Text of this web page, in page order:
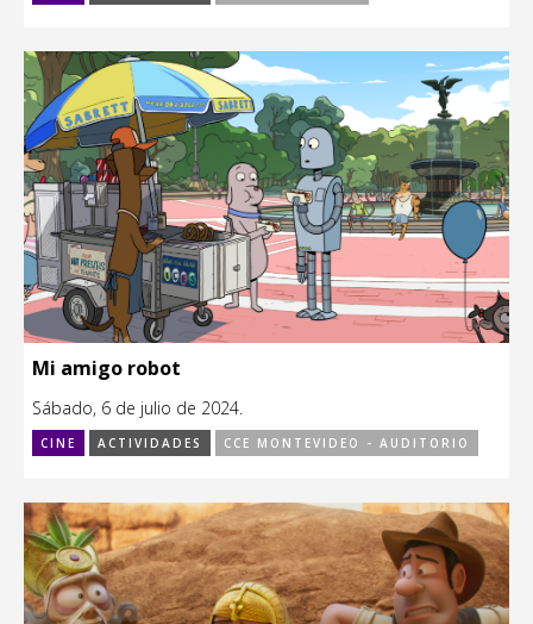
Mi amigo robot
Sábado, 6 de julio de 2024.
CINE ACTIVIDADES CCE MONTEVIDEO - AUDITORIO